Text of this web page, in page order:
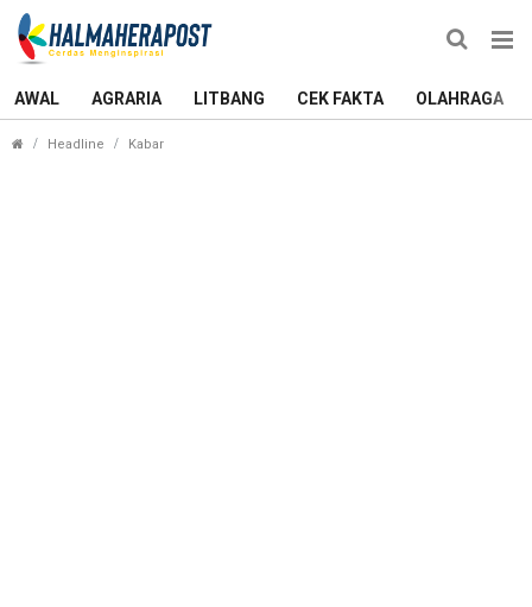
AWAL AGRARIA LITBANG CEK FAKTA OLAHRAGA
Headline Kabar